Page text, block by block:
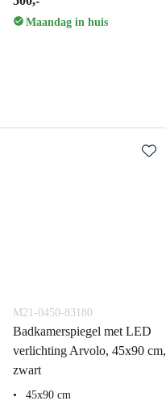
Maandag in huis
M21-0450-83180
Badkamerspiegel met LED
verlichting Arvolo, 45x90 cm,
zwart
45x90 cm